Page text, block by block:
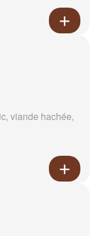
viande hachée,